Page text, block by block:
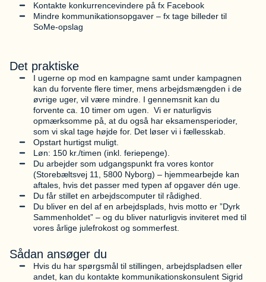
Kontakte konkurrencevindere på fx Facebook
Mindre kommunikationsopgaver – fx tage billeder til
SoMe-opslag
Det praktiske
I ugerne op mod en kampagne samt under kampagnen
kan du forvente flere timer, mens arbejdsmængden i de
øvrige uger, vil være mindre. I gennemsnit kan du
forvente ca. 10 timer om ugen. Vi er naturligvis
opmærksomme på, at du også har eksamensperioder,
som vi skal tage højde for. Det løser vi i fællesskab.
Opstart hurtigst muligt.
Løn: 150 kr./timen (inkl. feriepenge).
Du arbejder som udgangspunkt fra vores kontor
(Storebæltsvej 11, 5800 Nyborg) – hjemmearbejde kan
aftales, hvis det passer med typen af opgaver dén uge.
Du får stillet en arbejdscomputer til rådighed.
Du bliver en del af en arbejdsplads, hvis motto er ”Dyrk
Sammenholdet” – og du bliver naturligvis inviteret med til
vores årlige julefrokost og sommerfest.
Sådan ansøger du
Hvis du har spørgsmål til stillingen, arbejdspladsen eller
andet, kan du kontakte kommunikationskonsulent Sigrid